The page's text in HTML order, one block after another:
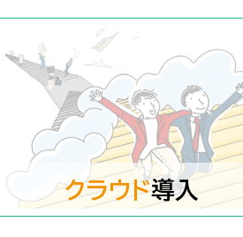
クラウド導入